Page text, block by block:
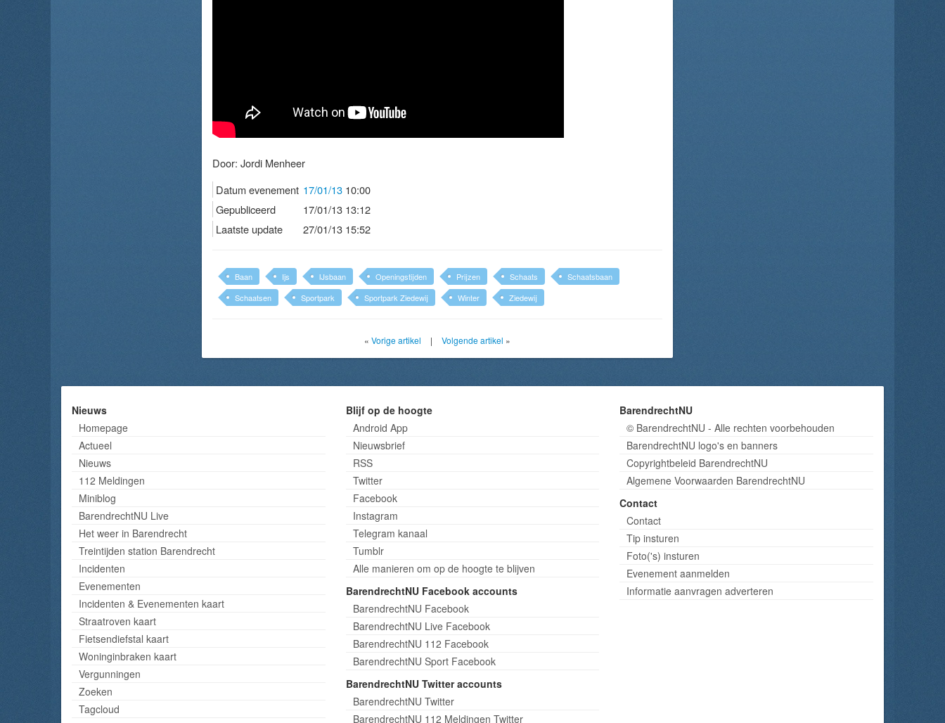
Door: Jordi Menheer
Datum evenement 17/01/13 10:00
Gepubliceerd
17/01/13 13:12
Laatste update
27/01/13 15:52
Baan Ijs IJsbaan Openingstijden Prijzen Schaats
Schaatsbaan
Schaatsen
Sportpark Sportpark Ziedewij Winter Ziedewij
« Vorige artikel | Volgende artikel »
Nieuws
Homepage
Actueel
Nieuws
112 Meldingen
Miniblog
BarendrechtNU Live
Het weer in Barendrecht
Treintijden station Barendrecht
Incidenten
Evenementen
Incidenten & Evenementen kaart
Straatroven kaart
Fietsendiefstal kaart
Woninginbraken kaart
Vergunningen
Zoeken
Tagcloud
Blijf op de hoogte
Android App
Nieuwsbrief
RSS
Twitter
Facebook
Instagram
Telegram kanaal
Tumblr
Alle manieren om op de hoogte te blijven
BarendrechtNU Facebook accounts
BarendrechtNU Facebook
BarendrechtNU Live Facebook
BarendrechtNU 112 Facebook
BarendrechtNU Sport Facebook
BarendrechtNU Twitter accounts
BarendrechtNU Twitter
BarendrechtNU 112 Meldingen Twitter
BarendrechtNU
© BarendrechtNU - Alle rechten voorbehouden
BarendrechtNU logo's en banners
Copyrightbeleid BarendrechtNU
Algemene Voorwaarden BarendrechtNU
Contact
Contact
Tip insturen
Foto('s) insturen
Evenement aanmelden
Informatie aanvragen adverteren